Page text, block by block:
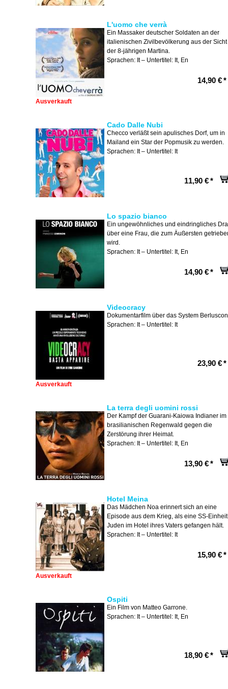
L'uomo che verrà
Ein Massaker deutscher Soldaten an der
italienischen Zivilbevölkerung aus der Sicht
der 8-jährigen Martina.
Sprachen: It – Untertitel: It, En
14,90 €*
Ausverkauft
Cado Dalle Nubi
Checco verläßt sein apulisches Dorf, um in
Mailand ein Star der Popmusik zu werden.
Sprachen: It – Untertitel: It
11,90 €*
Lo spazio bianco
Ein ungewöhnliches und eindringliches
über eine Frau, die zum Äußersten
wird.
Sprachen: It – Untertitel: It, En
14,90 €*
Videocracy
Dokumentarfilm über das System
Sprachen: It – Untertitel: It
23,90 €*
Ausverkauft
La terra degli uomini rossi
Der Kampf der Guarani-Kaiowa Indianer im
brasilianischen Regenwald gegen die
Zerstörung ihrer Heimat.
Sprachen: It – Untertitel: It, En
13,90 €*
Hotel Meina
Das Mädchen Noa erinnert sich an eine
Episode aus dem Krieg, als eine SS-Einheit
Juden im Hotel ihres Vaters gefangen hält.
Sprachen: It – Untertitel: It
15,90 €*
Ausverkauft
Ospiti
Ein Film von Matteo Garrone.
Sprachen: It – Untertitel: It, En
18,90 €*